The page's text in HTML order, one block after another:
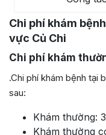
Chi phí khám
vực Củ Chi
Chi phí khám
.Chi phí khám bệnh tại
sau:
Khám thường:
Khám thường